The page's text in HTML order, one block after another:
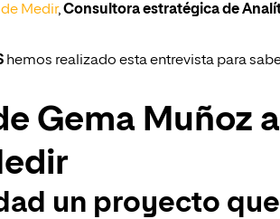
de Medir,Consultora estratégica de
hemos realizado esta entrevista para
Gema Muñoz
un proyecto